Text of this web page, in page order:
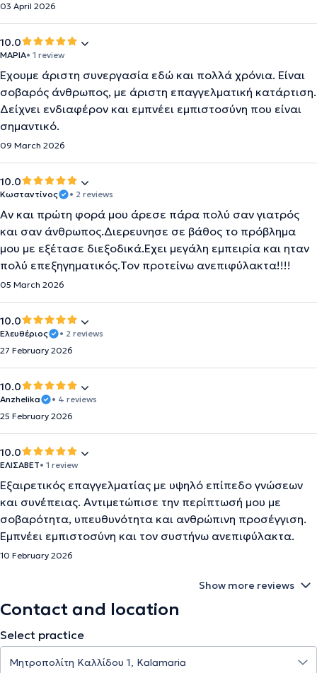
03 April 2026
10.0
ΜΑΡΙΑ• 1 review
Έχουμε άριστη συνεργασία εδώ και πολλά χρόνια. Είναι
σοβαρός άνθρωπος, με άριστη επαγγελματική κατάρτιση.
Δείχνει ενδιαφέρον και εμπνέει εμπιστοσύνη που είναι
σημαντικό.
09 March 2026
10.0
Κωσταντίνος • 2 reviews
Αν και πρώτη φορά μου άρεσε πάρα πολύ σαν γιατρός
και σαν άνθρωπος.Διερευνησε σε βάθος το πρόβλημα
μου με εξέτασε διεξοδικά.Εχει μεγάλη εμπειρία και ηταν
πολύ επεξηγηματικός.Τον προτείνω ανεπιφύλακτα!!!!
05 March 2026
10.0
Ελευθέριος
• 2 reviews
27 February 2026
10.0
Anzhelika
• 4 reviews
25 February 2026
10.0
ΕΛΙΣΑΒΕΤ• 1 review
Εξαιρετικός επαγγελματίας με υψηλό επίπεδο γνώσεων
και συνέπειας. Αντιμετώπισε την περίπτωσή μου με
σοβαρότητα, υπευθυνότητα και ανθρώπινη προσέγγιση.
Εμπνέει εμπιστοσύνη και τον συστήνω ανεπιφύλακτα.
10 February 2026
Show more reviews
Contact and location
Select practice